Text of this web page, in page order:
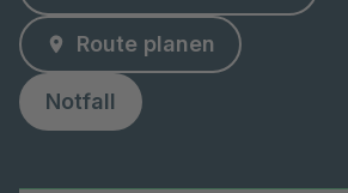
Route planen
Notfall